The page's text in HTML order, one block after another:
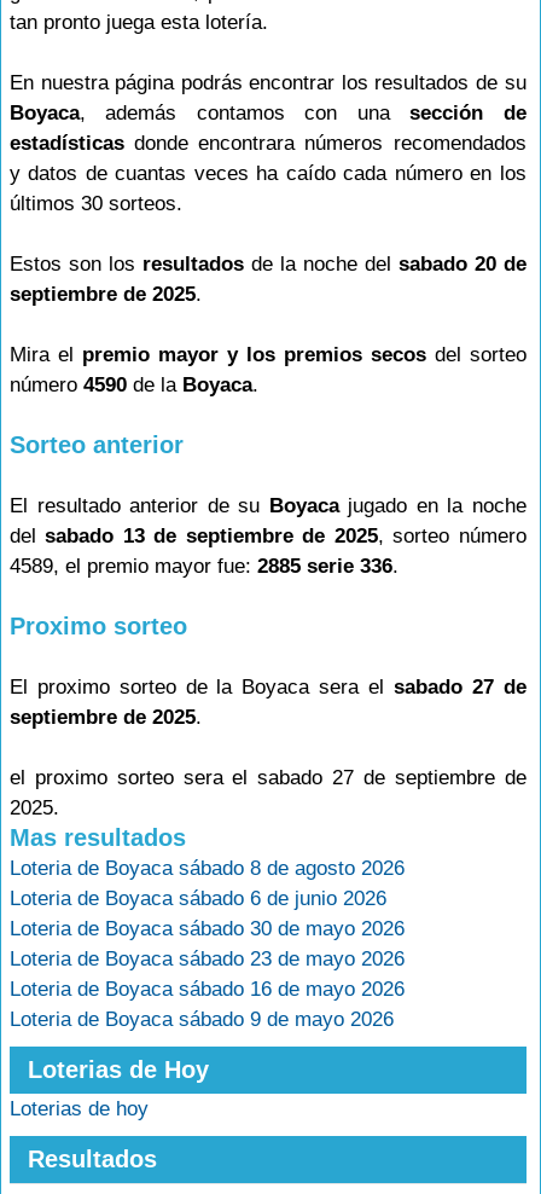
tan pronto juega esta lotería.
En nuestra página podrás encontrar los resultados de su
Boyaca, además contamos con unasección de
estadísticas donde encontrara números recomendados
y datos de cuantas veces ha caído cada número en los
últimos 30 sorteos.
Estos son los resultadosde la noche del sabado 20 de
septiembre de 2025.
Mira el premio mayor y los premios secosdel sorteo
número 4590 de la Boyaca.
Sorteo anterior
El resultado anterior de su Boyacajugado en la noche
delsabado 13 de septiembre de 2025, sorteo número
4589, el premio mayor fue: 2885 serie 336.
Proximo sorteo
El proximo sorteo de la Boyaca sera el sabado 27 de
septiembre de 2025.
el proximo sorteo sera el sabado 27 de septiembre de
2025.
Mas resultados
Loteria de Boyaca sábado 8 de agosto 2026
Loteria de Boyaca sábado 6 de junio 2026
Loteria de Boyaca sábado 30 de mayo 2026
Loteria de Boyaca sábado 23 de mayo 2026
Loteria de Boyaca sábado 16 de mayo 2026
Loteria de Boyaca sábado 9 de mayo 2026
Loterias de Hoy
Loterias de hoy
Resultados